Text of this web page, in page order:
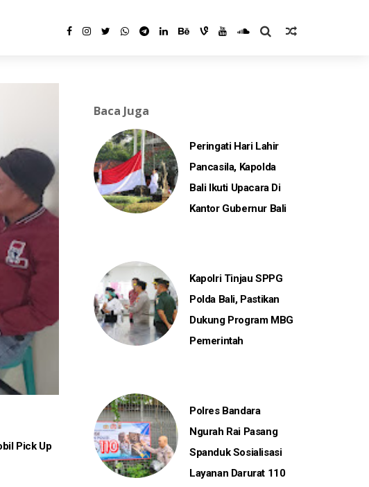
Pick Up
Baca Juga
Peringati Hari Lahir
Pancasila, Kapolda
Bali Ikuti Upacara Di
Kantor Gubernur Bali
Kapolri Tinjau SPPG
Polda Bali, Pastikan
Dukung Program MBG
Pemerintah
Polres Bandara
Ngurah Rai Pasang
Spanduk Sosialisasi
Layanan Darurat 110